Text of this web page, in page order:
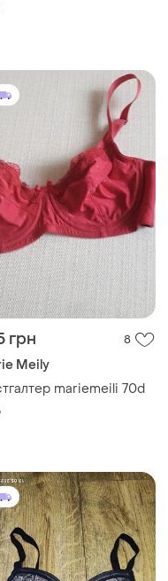
грн 8
Meily
Бюстгалтер mariemeili 70d